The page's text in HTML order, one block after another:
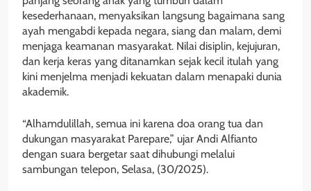
kesederhanaan, menyaksikan langsung bagaimana sang
ayah mengabdi kepada negara, siang dan malam, demi
menjaga keamanan masyarakat. Nilai disiplin, kejujuran,
dan kerja keras yang ditanamkan sejak kecil itulah yang
kini menjelma menjadi kekuatan dalam menapaki dunia
akademik.
“Alhamdulillah, semua ini karena doa orang tua dan
dukungan masyarakat Parepare,” ujar Andi Alfianto
dengan suara bergetar saat dihubungi melalui
sambungan telepon, Selasa, (30/2025).